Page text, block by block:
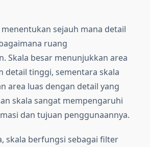
sejauh mana detail
ruang
Skala besar menunjukkan area
detail tinggi, sementara skala
area luas dengan detail yang
skala sangat mempengaruhi
dan tujuan penggunaannya.
skala berfungsi sebagai filter